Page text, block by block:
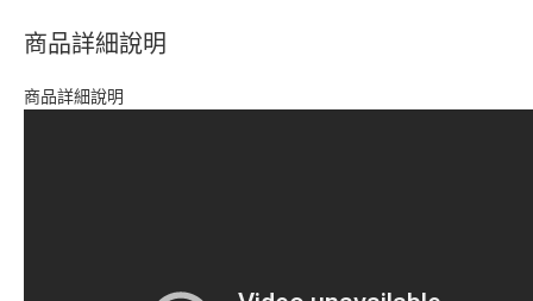
商品詳細說明
商品詳細說明